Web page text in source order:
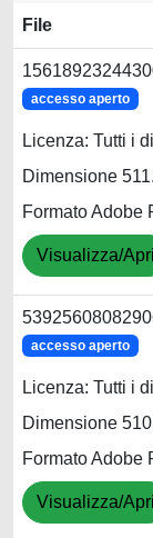
File
accesso aperto
Licenza: Tutti i
Dimensione
Formato Adobe
Visualizza/Apri
accesso aperto
Licenza: Tutti i
Dimensione
Formato Adobe
Visualizza/Apri